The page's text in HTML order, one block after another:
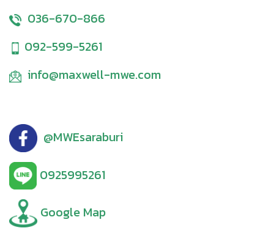
036-670-866
092-599-5261
info@maxwell-mwe.com
@MWEsaraburi
0925995261
Google Map